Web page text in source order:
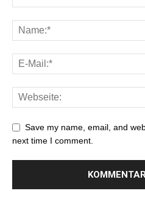
Save my name, email, and
next time I comment.